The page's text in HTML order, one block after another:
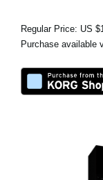
Regular Price: US
Purchase available